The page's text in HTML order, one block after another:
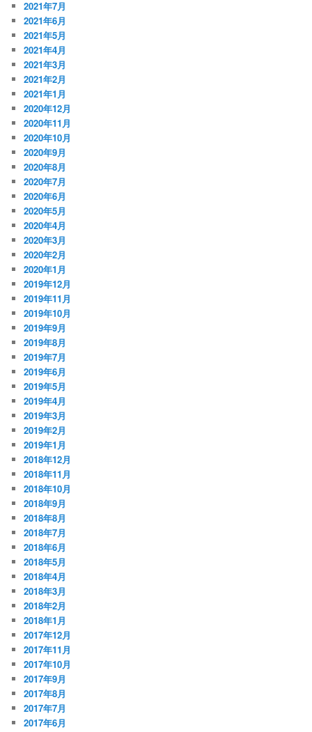
2021年7月
2021年6月
2021年5月
2021年4月
2021年3月
2021年2月
2021年1月
2020年12月
2020年11月
2020年10月
2020年9月
2020年8月
2020年7月
2020年6月
2020年5月
2020年4月
2020年3月
2020年2月
2020年1月
2019年12月
2019年11月
2019年10月
2019年9月
2019年8月
2019年7月
2019年6月
2019年5月
2019年4月
2019年3月
2019年2月
2019年1月
2018年12月
2018年11月
2018年10月
2018年9月
2018年8月
2018年7月
2018年6月
2018年5月
2018年4月
2018年3月
2018年2月
2018年1月
2017年12月
2017年11月
2017年10月
2017年9月
2017年8月
2017年7月
2017年6月